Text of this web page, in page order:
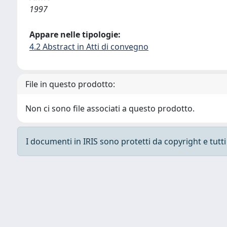
1997
Appare nelle tipologie:
4.2 Abstract in Atti di convegno
File in questo prodotto:
Non ci sono file associati a questo prodotto.
I documenti in IRIS sono protetti da copyright e